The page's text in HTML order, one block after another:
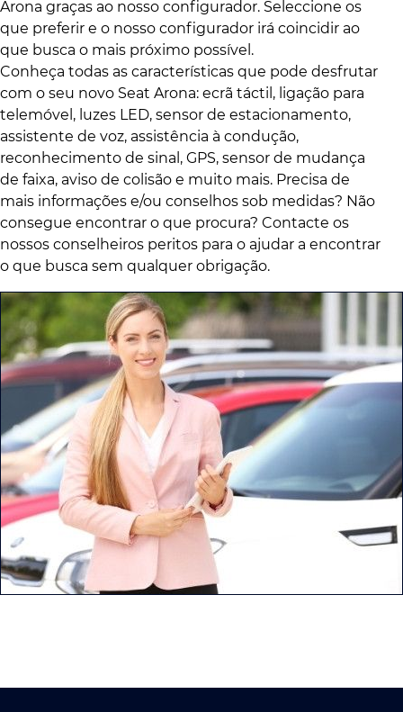
Arona graças ao nosso configurador. Seleccione os
que preferir e o nosso configurador irá coincidir ao
que busca o mais próximo possível.
Conheça todas as características que pode desfrutar
com o seu novo Seat Arona: ecrã táctil, ligação para
telemóvel, luzes LED, sensor de estacionamento,
assistente de voz, assistência à condução,
reconhecimento de sinal, GPS, sensor de mudança
de faixa, aviso de colisão e muito mais. Precisa de
mais informações e/ou conselhos sob medidas? Não
consegue encontrar o que procura? Contacte os
nossos conselheiros peritos para o ajudar a encontrar
o que busca sem qualquer obrigação.